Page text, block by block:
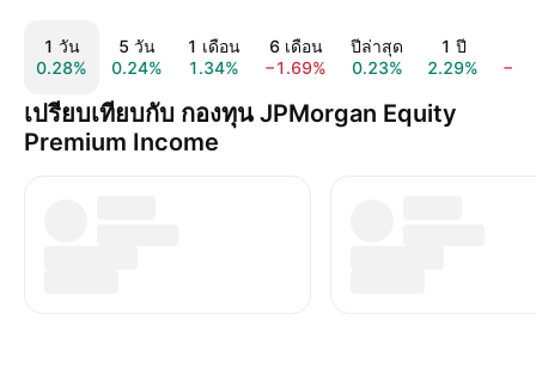
1 วัน
0.28%
5 วัน
0.24%
1 เดือน
1.34%
6 เดือน
−1.69%
ปีล่าสุด
0.23%
1 ปี
2.29%
เปรียบเทียบกับ กองทุน JPMorgan Equity
Premium Income